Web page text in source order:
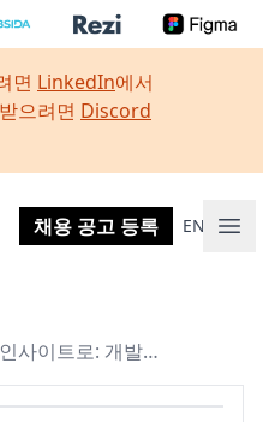
면 LinkedIn에서
으려면 Discord
채용 공고 등록 EN 메
이벤트에서 인사이트로: 개발자 중심 분석(PostHog 활용)